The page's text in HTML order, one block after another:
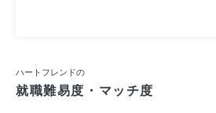
ハートフレンドの
就職難易度・マッチ度